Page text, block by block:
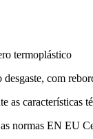
termoplástico
desgaste, com
as características
normas EN EU